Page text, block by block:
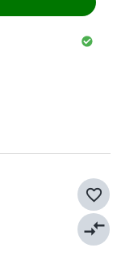
favorite_border
compare_arrows